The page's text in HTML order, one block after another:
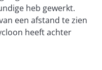
heb gewerkt.
een afstand te zien
heeft achter